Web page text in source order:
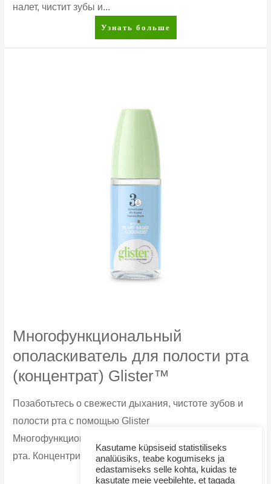
налет, чистит зубы и...
Многофункциональная
зубная
Узнать больше
Многофункциональный
ополаскиватель для полости рта
(концентрат) Glister™
Позаботьтесь о свежести дыхания, чистоте зубов и
полости рта с помощью Glister
Многофункционального ополаскивателя для полости
рта. Концентрированная, не содержащая спирта...
Многофункциональный
Узнать больше
Kasutame küpsiseid statistiliseks
analüüsiks, teabe kogumiseks ja
edastamiseks selle kohta, kuidas te
kasutate meie veebilehte, et tagada